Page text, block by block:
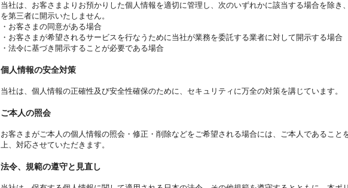
当社は、お客さまよりお預かりした個人情報を適切に管理し、次のいずれかに該当する場合を除き
を第三者に開示いたしません。
・お客さまの同意がある場合
・お客さまが希望されるサービスを行なうために当社が業務を委託する業者に対して開示する場合
・法令に基づき開示することが必要である場合
個人情報の安全対策
当社は、個人情報の正確性及び安全性確保のために、セキュリティに万全の対策を講じています。
ご本人の照会
お客さまがご本人の個人情報の照会・修正・削除などをご希望される場合には、ご本人であること
上、対応させていただきます。
法令、規範の遵守と見直し